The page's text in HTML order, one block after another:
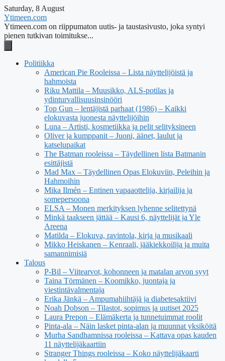
Saturday, 8 August
Ytimeen.com
Ytimeen.com on riippumaton uutis- ja taustasivusto, joka syntyi
pienen tutkivan toimitukse...
Politiikka
American Pie Rooleissa – Lista näyttelijöistä ja
hahmoista
Riku Mattila – Muusikko, ALS-potilas ja
ydinturvallisuusinsinööri
Top Gun – lentäjistä parhaat (1986) – Kaikki
elokuvasta juonesta näyttelijöihin
Luna – Artisti, kosmetiikka ja pelit selityksineen
Oliver ja kumppanit – Juoni, äänet, laulut ja
katselupaikat
The Batman rooleissa – Täydellinen lista Batmanin
esittäjistä
Mad Max – Täydellinen Opas Elokuviin, Peleihin ja
Hahmoihin
Mika Ilmén – Entinen vapaaottelija, kirjailija ja
somepersoona
ELSA – Monen merkityksen lyhenne selitettynä
Minkä taakseen jättää – Kausi 6, näyttelijät ja Yle
Areena
Matilda – Elokuva, ravintola, kirja ja musikaali
Mikko Heiskanen – Kenraali, jääkiekkoilija ja muita
samannimisiä
Talous
P-Bil – Viitearvot, kohonneen ja matalan arvon syyt
Taina Törmänen – Koomikko, juontaja ja
viestintävalmentaja
Erika Jänkä – Ampumahiihtäjä ja diabetesaktiivi
Noah Dobson – Tilastot, sopimus ja uutiset 2025
Laura Prepon – Elämäkerta ja tunnetuimmat roolit
Pinta-ala – Näin lasket pinta-alan ja muunnat yksiköitä
Murha Sandhamnissa rooleissa – Kattava opas kauden
11 näyttelijäkaartiin
Stranger Things rooleissa – Koko näyttelijäkaarti